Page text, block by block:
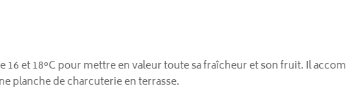
16 et 18°C pour mettre en valeur toute sa fraîcheur et son fruit. Il
planche de charcuterie en terrasse.